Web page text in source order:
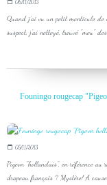
06/11/2013
Quand j'ai vu un petit monticule de
suspect, j'ai nettoyé, trouvé "mou"
Founingo rougecap
05/11/2013
Pigeon "hollandais", en référence
drapeau français ? Mystère! A